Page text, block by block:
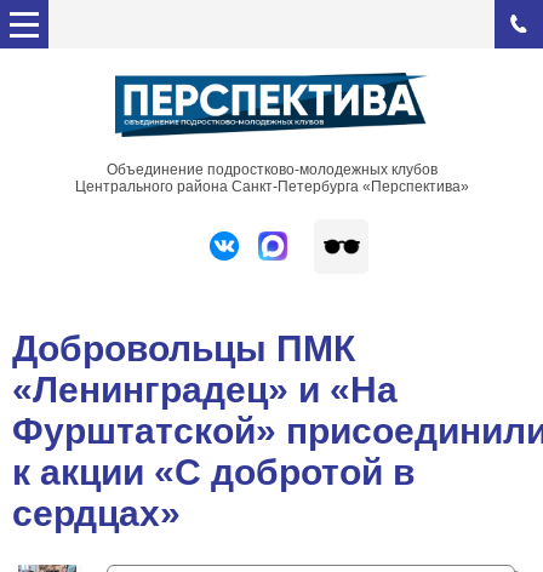
Объединение подростково-молодежных клубов
Центрального района Санкт-Петербурга «Перспектива»
Добровольцы ПМК
«Ленинградец» и «На
Фурштатской»
к акции «С добротой в
сердцах»